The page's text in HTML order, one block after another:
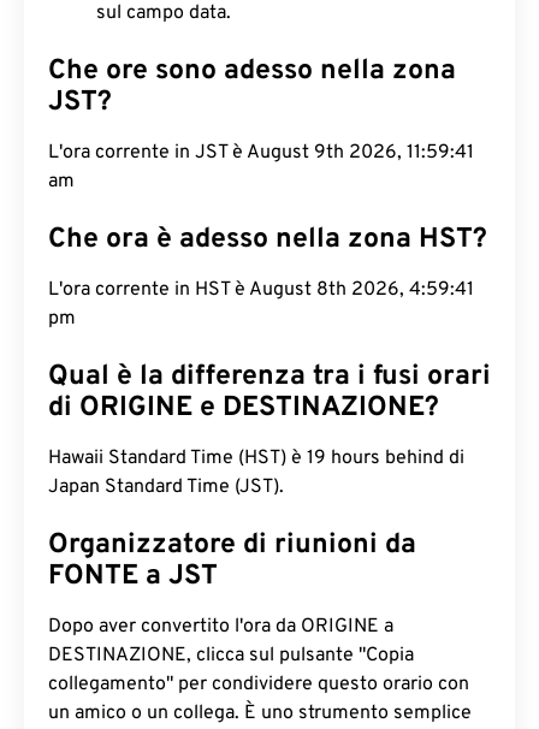
sul campo data.
Che ore sono adesso nella zona
JST?
L'ora corrente in JST è August 9th 2026, 11:59:42
am
Che ora è adesso nella zona HST?
L'ora corrente in HST è August 8th 2026, 4:59:42
pm
Qual è la differenza tra i fusi orari
di ORIGINE e DESTINAZIONE?
Hawaii Standard Time (HST) è 19 hours behind di
Japan Standard Time (JST).
Organizzatore di riunioni da
FONTE a JST
Dopo aver convertito l'ora da ORIGINE a
DESTINAZIONE, clicca sul pulsante "Copia
collegamento" per condividere questo orario con
un amico o un collega. È uno strumento semplice